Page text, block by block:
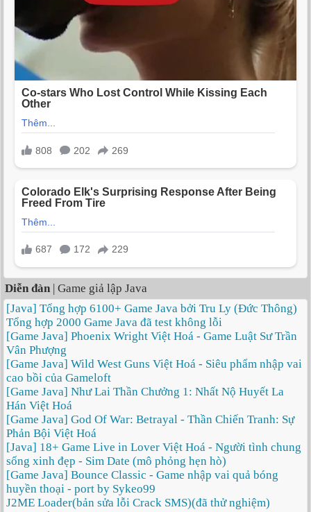
Diễn đàn | Game giả lập Java
[Java] Tổng hợp 6100+ Game Java bởi Tru Ly (Đức Thông)
Tổng hợp 2000 Game Java đã test không lỗi
[Game Java] Phoenix Wright Việt Hoá - Game Luật Sư Trần
Vân Phượng
[Game Java] Wild West Guns Việt Hoá - Siêu phẩm nhập vai
cao bồi của Gameloft
[Game Java] Như Lai Thần Chưởng 1: Nhất Nộ Huyết La
Hán Việt Hoá
[Game Java] God Of War: Betrayal - Thần Chiến Tranh: Sự
Phản Bội Việt Hoá
[Java] 18+ Game Live in Lover Việt Hoá - Người tình chung
sống xinh đẹp - Sim Date (mô phỏng hẹn hò)
[Game Java] Bounce Classic - Game nhập vai quả bóng
huyền thoại - port by Sykeo99
J2ME Loader(bản sửa lỗi Crack SMS)(đã thử nghiệm)